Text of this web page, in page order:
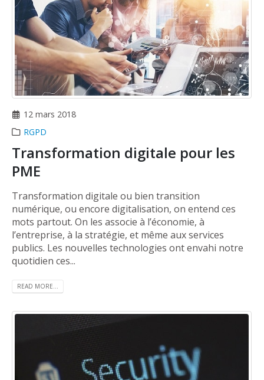
12 mars 2018
RGPD
Transformation digitale pour les
PME
Transformation digitale ou bien transition
numérique, ou encore digitalisation, on entend ces
mots partout. On les associe à l’économie, à
l’entreprise, à la stratégie, et même aux services
publics. Les nouvelles technologies ont envahi notre
quotidien ces...
READ MORE...